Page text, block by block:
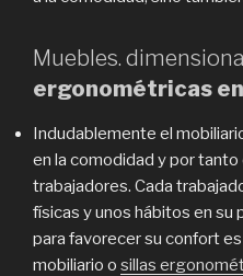
Muebles.
ergonométricas
Indudablemente el
en la comodidad y por
trabajadores. Cada
físicas y unos hábitos en su
para favorecer su confort
mobiliario o sillas